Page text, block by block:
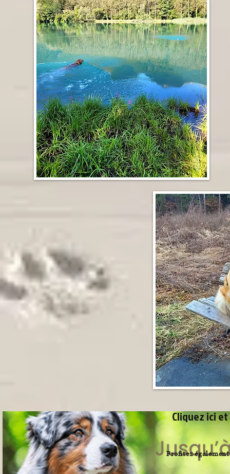
© 2023 by Name of Site. Proudly created withWix.com Cliquez ici
Profitez